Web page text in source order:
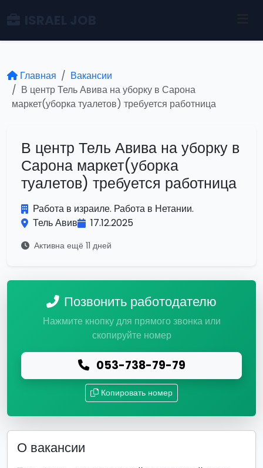
Главная
Вакансии
В центр Тель Авива на уборку в Сарона
маркет(уборка туалетов) требуется работница
В центр Тель Авива на уборку в
Сарона маркет(уборка
туалетов) требуется работница
Работа в израиле. Работа в Нетании.
Тель Авив
17.12.2025
Активна ещё 11 дней
Позвонить работодателю
Нажмите кнопку для прямого звонка или
скопируйте номер
053-738-79-79
Копировать номер
О вакансии